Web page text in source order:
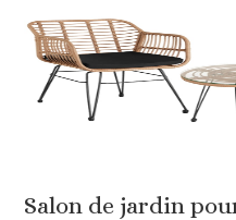
Salon de jardin